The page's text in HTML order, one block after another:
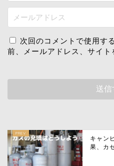
次回のコメントで使用す
前、メールアドレス、サイト
キャン
果、カ